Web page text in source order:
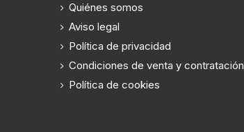
Quiénes somos
Aviso legal
Política de privacidad
Condiciones de venta y contratación
Política de cookies